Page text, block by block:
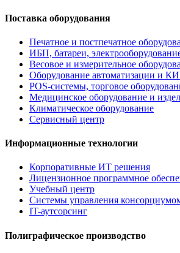
Поставка оборудования
Печатное и постпечатное
ИБП, батареи,
Весовое и измерительное
Оборудование автоматизации и
POS-системы, торговое
Медицинское оборудование и
Климатическое оборудование
Сервисный центр
Информационные технологии
Корпоративные ИТ решения
Лицензионное программное
Учебный центр
Системы управления
IT-аутсорсинг
Полиграфическое производство